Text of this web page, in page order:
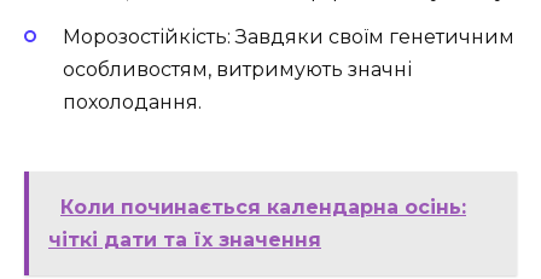
Морозостійкість: Завдяки своїм генетичним
особливостям, витримують значні
похолодання.
Коли починається календарна осінь:
чіткі дати та їх значення